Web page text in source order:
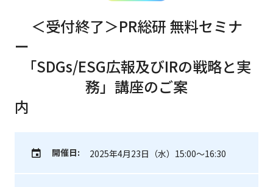
＜受付終了＞PR総研 無料セミナ
「SDGs/ESG広報及びIRの戦略と実
務」講座のご案
内
開催日: 2025年4月23日（水）15:00～16:30